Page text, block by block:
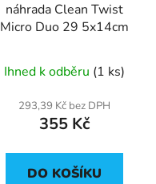
náhrada Clean Twist
Micro Duo 29 5x14cm
Ihned k odběru (1 ks)
293,39 Kč bez DPH
355 Kč
DO KOŠÍKU